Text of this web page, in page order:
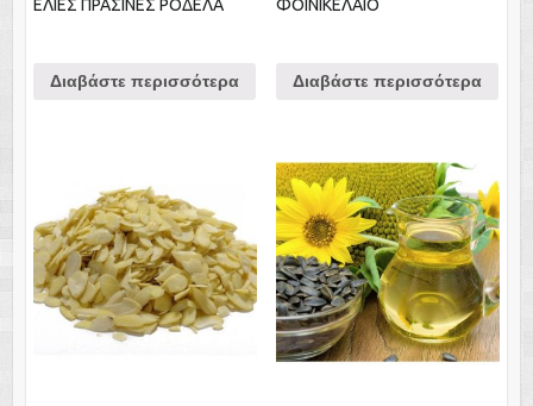
ΕΛΙΕΣ ΠΡΑΣΙΝΕΣ ΡΟΔΕΛΑ
Διαβάστε περισσότερα
ΦΟΙΝΙΚΕΛΑΙΟ
Διαβάστε περισσότερα